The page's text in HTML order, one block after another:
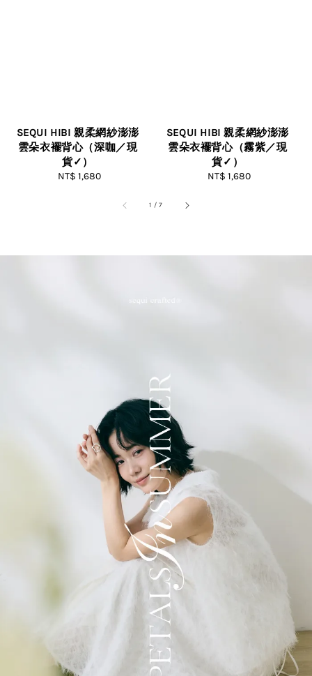
SEQUI HIBI 親柔網紗澎澎
雲朵衣襬背心（深咖／現
貨✓）
Regular
NT$ 1,680
SEQUI HIBI 親柔網紗澎澎
雲朵衣襬背心（霧紫／現
貨✓）
Regular
NT$ 1,680
1 /7